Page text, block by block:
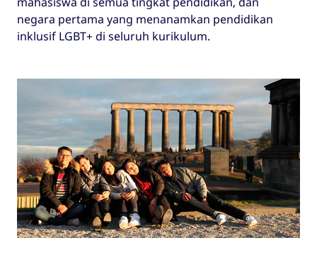
negara pertama yang menanamkan pendidikan
inklusif LGBT+ di seluruh kurikulum.